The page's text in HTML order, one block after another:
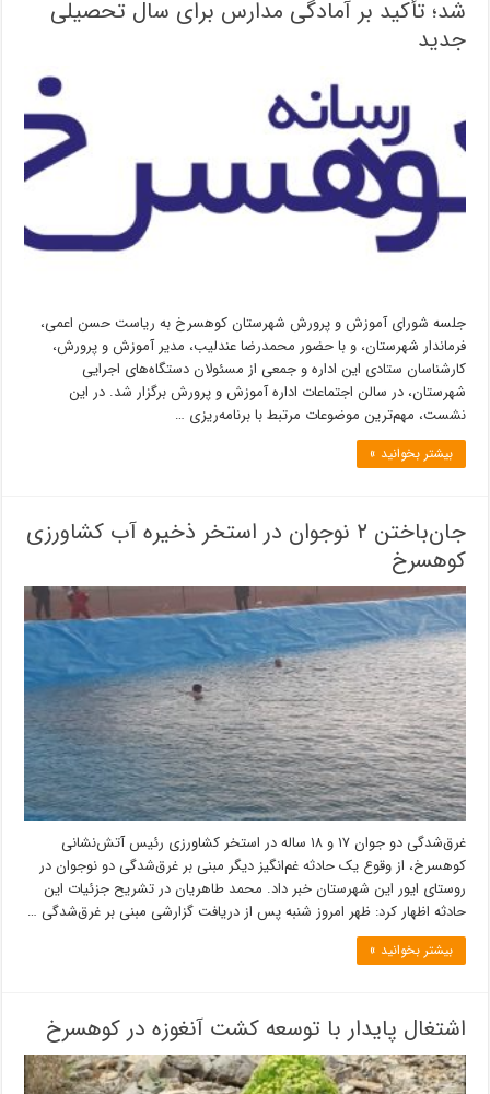
شد؛ تأکید بر آمادگی مدارس برای سال تحصیلی
جدید
جلسه شورای آموزش و پرورش شهرستان کوهسرخ به ریاست حسن اعمی،
فرماندار شهرستان، و با حضور محمدرضا عندلیب، مدیر آموزش و پرورش،
کارشناسان ستادی این اداره و جمعی از مسئولان دستگاه‌های اجرایی
شهرستان، در سالن اجتماعات اداره آموزش و پرورش برگزار شد. در این
نشست، مهم‌ترین موضوعات مرتبط با برنامه‌ریزی …
بیشتر بخوانید »
جان‌باختن ۲ نوجوان در استخر ذخیره آب کشاورزی
کوهسرخ
غرق‌شدگی دو جوان ۱۷ و ۱۸ ساله در استخر کشاورزی رئیس آتش‌نشانی
کوهسرخ، از وقوع یک حادثه غم‌انگیز دیگر مبنی بر غرق‌شدگی دو نوجوان در
روستای ایور این شهرستان خبر داد. محمد طاهریان در تشریح جزئیات این
حادثه اظهار کرد: ظهر امروز شنبه پس از دریافت گزارشی مبنی بر غرق‌شدگی …
بیشتر بخوانید »
اشتغال پایدار با توسعه کشت آنغوزه در کوهسرخ